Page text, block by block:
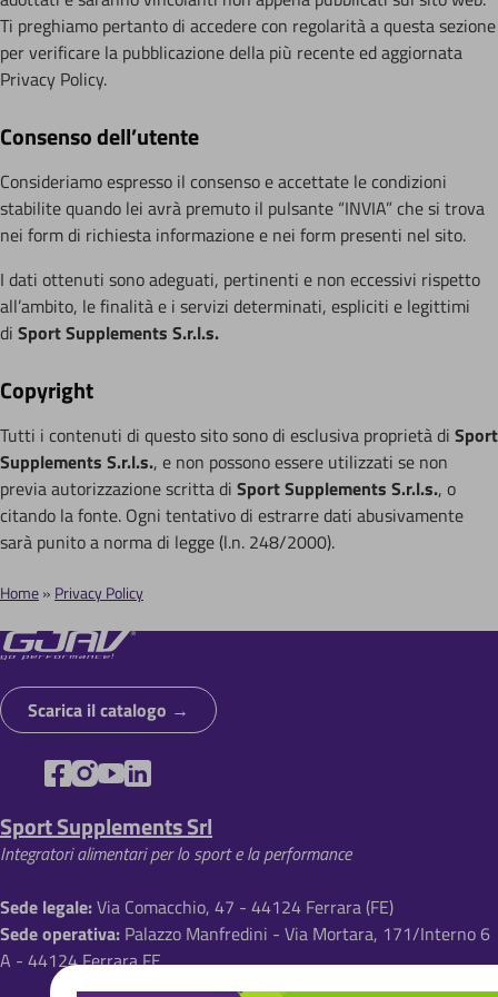
Ti preghiamo pertanto di accedere con regolarità a questa sezione
per verificare la pubblicazione della più recente ed aggiornata
Privacy Policy.
Consenso dell’utente
Consideriamo espresso il consenso e accettate le condizioni
stabilite quando lei avrà premuto il pulsante “INVIA” che si trova
nei form di richiesta informazione e nei form presenti nel sito.
I dati ottenuti sono adeguati, pertinenti e non eccessivi rispetto
all’ambito, le finalità e i servizi determinati, espliciti e legittimi
di Sport Supplements S.r.l.s.
Copyright
Tutti i contenuti di questo sito sono di esclusiva proprietà di Sport
Supplements S.r.l.s., e non possono essere utilizzati se non
previa autorizzazione scritta di Sport Supplements S.r.l.s., o
citando la fonte. Ogni tentativo di estrarre dati abusivamente
sarà punito a norma di legge (l.n. 248/2000).
B
r
i
c
l
e
d
i
p
Home Privacy Policy
Scarica il catalogo
Sport Supplements Srl
Integratori alimentari per lo sport e la performance
Sede legale:Via Comacchio, 47 - 44124 Ferrara (FE)
Sede operativa: Palazzo Manfredini - Via Mortara, 171/Interno 6
A - 44124 Ferrara FE